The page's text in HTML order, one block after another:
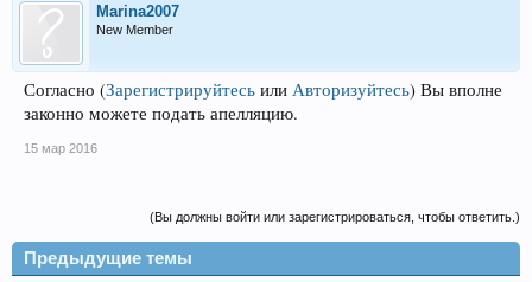
Marina2007
New Member
Согласно (Зарегистрируйтесь или Авторизуйтесь) Вы вполне
законно можете подать апелляцию.
15 мар 2016
(Вы должны войти или зарегистрироваться, чтобы ответить.)
Предыдущие темы